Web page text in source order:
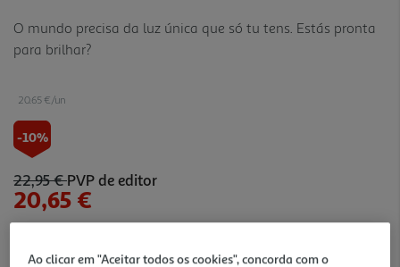
O mundo precisa da luz única que só tu tens. Estás pronta
para brilhar?
20.65 €/un
-10%
22,95 €PVP de editor
20,65 €
Ao clicar em "Aceitar todos os cookies", concorda com o